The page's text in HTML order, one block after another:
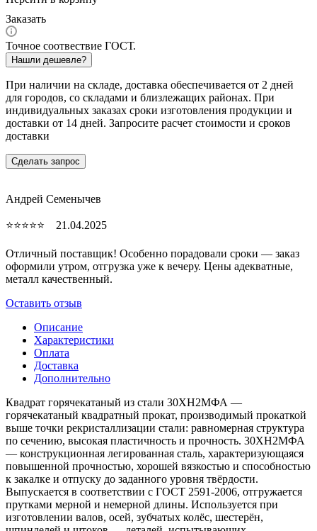
Заказать
Точное соотвествие ГОСТ.
Нашли дешевле?
При наличии на складе, доставка обеспечивается от 2 дней
для городов, со складами и близлежащих районах. При
индивидуальных заказах сроки изготовления продукции и
доставки от 14 дней. Запросите расчет стоимости и сроков
доставки
Сделать запрос
Андрей Семенычев
⭐⭐⭐⭐⭐ 21.04.2025
Отличный поставщик! Особенно порадовали сроки — заказ
оформили утром, отгрузка уже к вечеру. Цены адекватные,
металл качественный.
Оставить отзыв
Описание
Характеристики
Оплата
Доставка
Дополнительно
Квадрат горячекатаный из стали 30ХН2МФА —
горячекатаный квадратный прокат, производимый прокаткой
выше точки рекристаллизации стали: равномерная структура
по сечению, высокая пластичность и прочность. 30ХН2МФА
— конструкционная легированная сталь, характеризующаяся
повышенной прочностью, хорошей вязкостью и способностью
к закалке и отпуску до заданного уровня твёрдости.
Выпускается в соответствии с ГОСТ 2591-2006, отгружается
прутками мерной и немерной длины. Используется при
изготовлении валов, осей, зубчатых колёс, шестерён,